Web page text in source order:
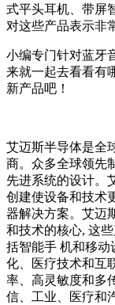
式平头耳机、带屏
对这些产品表示非
小编专门针对蓝牙
来就一起去看看有
新产品吧！
艾迈斯半导体是全
商。众多全球领先
先进系统的设计。
创建使设备和技术
器解决方案。艾迈
和技术的核心, 这
括智能手 机和移动
化、医疗技术和互
率、高灵敏度和多
信、工业、医疗和